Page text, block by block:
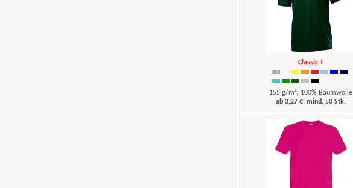
Classic T
155 g/m², 100% Baumwolle
ab 3,27 €, mind. 50 Stk.